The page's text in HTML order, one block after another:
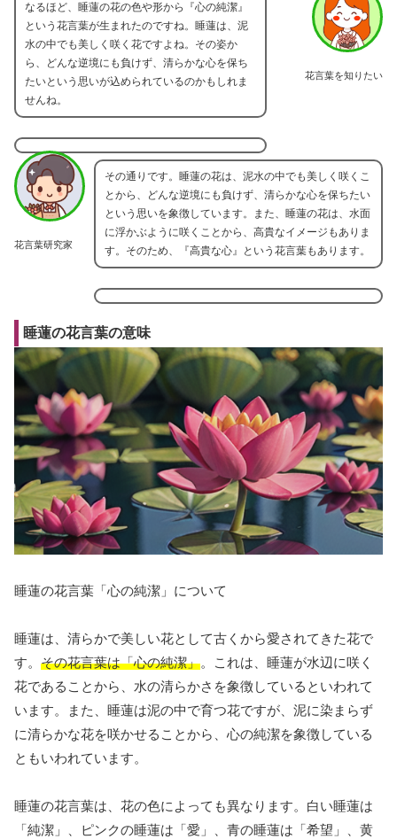
花言葉を知りたい
なるほど、睡蓮の花の色や形から『心の純潔』
という花言葉が生まれたのですね。睡蓮は、泥
水の中でも美しく咲く花ですよね。その姿か
ら、どんな逆境にも負けず、清らかな心を保ち
たいという思いが込められているのかもしれま
せんね。
花言葉研究家
その通りです。睡蓮の花は、泥水の中でも美しく咲くこ
とから、どんな逆境にも負けず、清らかな心を保ちたい
という思いを象徴しています。また、睡蓮の花は、水面
に浮かぶように咲くことから、高貴なイメージもありま
す。そのため、『高貴な心』という花言葉もあります。
睡蓮の花言葉の意味
睡蓮の花言葉「心の純潔」について
睡蓮は、清らかで美しい花として古くから愛されてきた花で
す。 その花言葉は「心の純潔」。これは、睡蓮が水辺に咲く
花であることから、水の清らかさを象徴しているといわれて
います。また、睡蓮は泥の中で育つ花ですが、泥に染まらず
に清らかな花を咲かせることから、心の純潔を象徴している
ともいわれています。
睡蓮の花言葉は、花の色によっても異なります。白い睡蓮は
「純潔」、ピンクの睡蓮は「愛」、青の睡蓮は「希望」、黄